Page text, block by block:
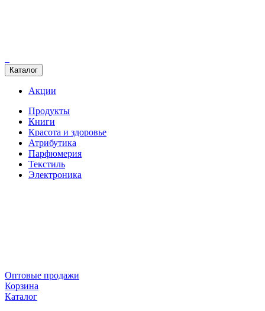
Каталог
Акции
Продукты
Книги
Красота и здоровье
Атрибутика
Парфюмерия
Текстиль
Электроника
Оптовые продажи
Корзина
Каталог